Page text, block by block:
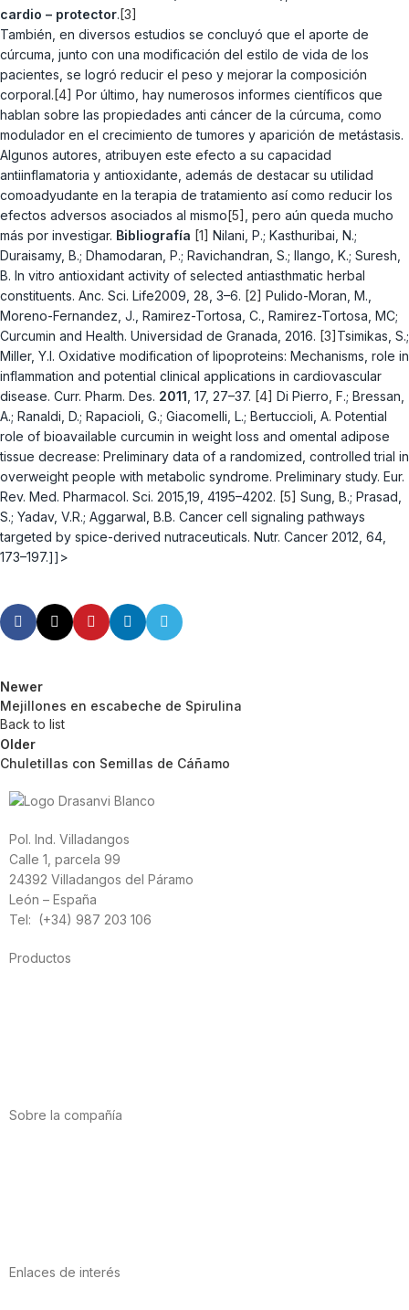
cardio – protector. [3]
También, en diversos estudios se concluyó que el aporte de
cúrcuma, junto con una modificación del estilo de vida de los
pacientes, se logró reducir el peso y mejorar la composición
corporal. [4] Por último, hay numerosos informes científicos que
hablan sobre las propiedades anti cáncer de la cúrcuma, como
modulador en el crecimiento de tumores y aparición de metástasis.
Algunos autores, atribuyen este efecto a su capacidad
antiinflamatoria y antioxidante, además de destacar su utilidad
comoadyudante en la terapia de tratamiento así como reducir los
efectos adversos asociados al mismo[5]
, pero aún queda mucho
más por investigar. Bibliografía [1] Nilani, P.; Kasthuribai, N.;
Duraisamy, B.; Dhamodaran, P.; Ravichandran, S.; Ilango, K.; Suresh,
B. In vitro antioxidant activity of selected antiasthmatic herbal
constituents. Anc. Sci. Life2009, 28, 3–6. [2] Pulido-Moran, M.,
Moreno-Fernandez, J., Ramirez-Tortosa, C., Ramirez-Tortosa, MC;
Curcumin and Health. Universidad de Granada, 2016. [3] Tsimikas, S.;
Miller, Y.I. Oxidative modification of lipoproteins: Mechanisms, role in
inflammation and potential clinical applications in cardiovascular
disease. Curr. Pharm. Des. 2011 , 17, 27–37. [4] Di Pierro, F.; Bressan,
A.; Ranaldi, D.; Rapacioli, G.; Giacomelli, L.; Bertuccioli, A. Potential
role of bioavailable curcumin in weight loss and omental adipose
tissue decrease: Preliminary data of a randomized, controlled trial in
overweight people with metabolic syndrome. Preliminary study. Eur.
Rev. Med. Pharmacol. Sci. 2015,19, 4195–4202. [5] Sung, B.; Prasad,
S.; Yadav, V.R.; Aggarwal, B.B. Cancer cell signaling pathways
targeted by spice-derived nutraceuticals. Nutr. Cancer 2012, 64,
173–197.]]>
Newer
Mejillones en escabeche de Spirulina
Back to list
Older
Chuletillas con Semillas de Cáñamo
Pol. Ind. Villadangos
Calle 1, parcela 99
24392 Villadangos del Páramo
León – España
Tel: (+34) 987 203 106
Productos
Sobre la compañía
Enlaces de interés